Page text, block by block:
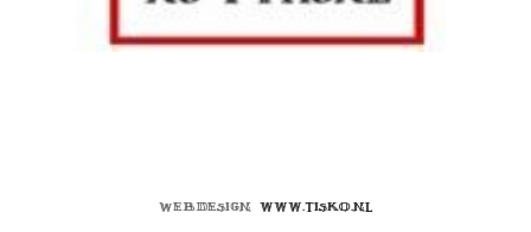
Webdesign www.tisko.nl